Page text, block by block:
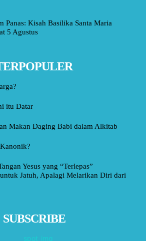
Panas: Kisah Basilika Santa Maria
5 Agustus
itu Datar
Makan Daging Babi dalam Alkitab
Yesus yang “Terlepas”
Jatuh, Apalagi Melarikan Diri dari
SUBSCRIBE